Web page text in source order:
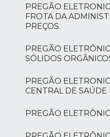
PREGÃO
FROTA DA
PREÇOS.
PREGÃO
SÓLIDOS
PREGÃO
CENTRAL DE
PREGÃO